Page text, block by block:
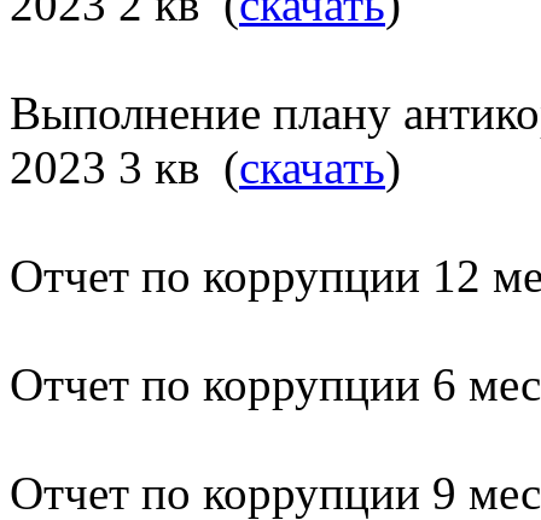
Выполнение плану
2023 3 кв (скачать)
Отчет по коррупции 12
Отчет по коррупции 6
Отчет по коррупции 9